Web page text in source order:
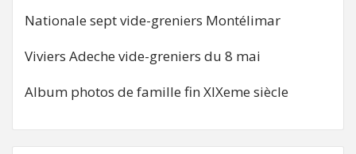
Nationale sept vide-greniers Montélimar
Viviers Adeche vide-greniers du 8 mai
Album photos de famille fin XIXeme siècle